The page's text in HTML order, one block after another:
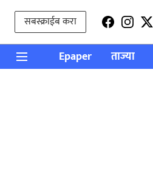
सबस्क्राईब करा
Epaper ताज्या